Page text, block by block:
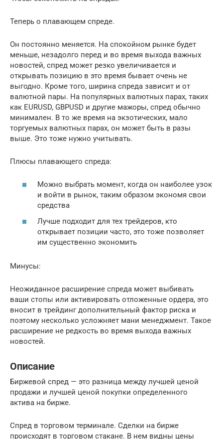
Теперь о плавающем спреде.
Он постоянно меняется. На спокойном рынке будет
меньше, незадолго перед и во время выхода важных
новостей, спред может резко увеличивается и
открывать позицию в это время бывает очень не
выгодно. Кроме того, ширина спреда зависит и от
валютной пары. На популярных валютных парах, таких
как EURUSD, GBPUSD и другие мажоры, спред обычно
минимален. В то же время на экзотических, мало
торгуемых валютных парах, он может быть в разы
выше. Это тоже нужно учитывать.
Плюсы плавающего спреда:
Можно выбрать момент, когда он наиболее узок
и войти в рынок, таким образом экономя свои
средства
Лучше подходит для тех трейдеров, кто
открывает позиции часто, это тоже позволяет
им существенно экономить
Минусы:
Неожиданное расширение спреда может выбивать
ваши стопы или активировать отложенные ордера, это
вносит в трейдинг дополнительный фактор риска и
поэтому несколько усложняет мани менеджмент. Такое
расширение не редкость во время выхода важных
новостей.
Описание
Биржевой спред — это разница между лучшей ценой
продажи и лучшей ценой покупки определенного
актива на бирже.
Спред в торговом терминале. Сделки на бирже
происходят в торговом стакане. В нем видны цены